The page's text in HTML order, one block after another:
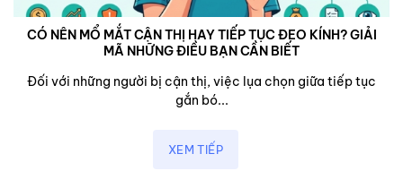
CÓ NÊN MỔ MẮT CẬN THỊ HAY TIẾP TỤC ĐEO KÍNH? GIẢI
MÃ NHỮNG ĐIỀU BẠN CẦN BIẾT
Đối với những người bị cận thị, việc lụa chọn giữa tiếp tục
gắn bó...
XEM TIẾP